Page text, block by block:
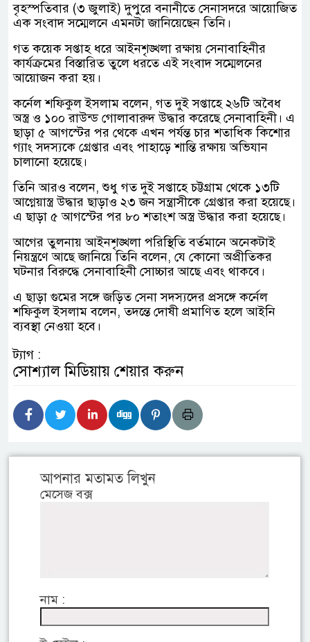
বৃহস্পতিবার (৩ জুলাই) দুপুরে বনানীতে সেনাসদরে আয়োজিত
এক সংবাদ সম্মেলনে এমনটা জানিয়েছেন তিনি।
গত কয়েক সপ্তাহ ধরে আইনশৃঙ্খলা রক্ষায় সেনাবাহিনীর
কার্যক্রমের বিস্তারিত তুলে ধরতে এই সংবাদ সম্মেলনের
আয়োজন করা হয়।
কর্নেল শফিকুল ইসলাম বলেন, গত দুই সপ্তাহে ২৬টি অবৈধ
অস্ত্র ও ১০০ রাউন্ড গোলাবারুদ উদ্ধার করেছে সেনাবাহিনী। এ
ছাড়া ৫ আগস্টের পর থেকে এখন পর্যন্ত চার শতাধিক কিশোর
গ্যাং সদস্যকে গ্রেপ্তার এবং পাহাড়ে শান্তি রক্ষায় অভিযান
চালানো হয়েছে।
তিনি আরও বলেন, শুধু গত দুই সপ্তাহে চট্টগ্রাম থেকে ১৩টি
আগ্নেয়াস্ত্র উদ্ধার ছাড়াও ২৩ জন সন্ত্রাসীকে গ্রেপ্তার করা হয়েছে।
এ ছাড়া ৫ আগস্টের পর ৮০ শতাংশ অস্ত্র উদ্ধার করা হয়েছে।
আগের তুলনায় আইনশৃঙ্খলা পরিস্থিতি বর্তমানে অনেকটাই
নিয়ন্ত্রণে আছে জানিয়ে তিনি বলেন, যে কোনো অপ্রীতিকর
ঘটনার বিরুদ্ধে সেনাবাহিনী সোচ্চার আছে এবং থাকবে।
এ ছাড়া গুমের সঙ্গে জড়িত সেনা সদস্যদের প্রসঙ্গে কর্নেল
শফিকুল ইসলাম বলেন, তদন্তে দোষী প্রমাণিত হলে আইনি
ব্যবস্থা নেওয়া হবে।
ট্যাগ :
সোশ্যাল মিডিয়ায় শেয়ার করুন
আপনার মতামত লিখুন
মেসেজ বক্স
নাম :